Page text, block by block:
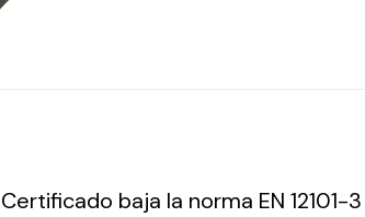
project
baja la norma EN